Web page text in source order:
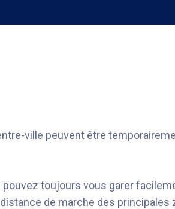
ville peuvent être
toujours vous garer
de marche des